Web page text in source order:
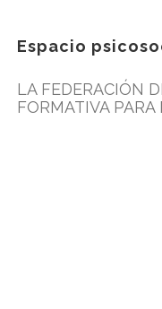
Espacio
LA FEDERACIÓN
FORMATIVA